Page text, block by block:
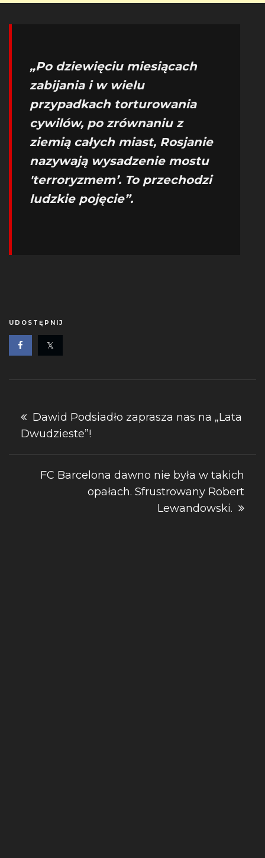
„Po dziewięciu miesiącach
zabijania i w wielu
przypadkach torturowania
cywilów, po zrównaniu z
ziemią całych miast, Rosjanie
nazywają wysadzenie mostu
'terroryzmem’. To przechodzi
ludzkie pojęcie”.
UDOSTĘPNIJ
Nawigacja
wpisu
Dawid Podsiadło zaprasza nas na „Lata
Dwudzieste”!
FC Barcelona dawno nie była w takich
opałach. Sfrustrowany Robert
Lewandowski.